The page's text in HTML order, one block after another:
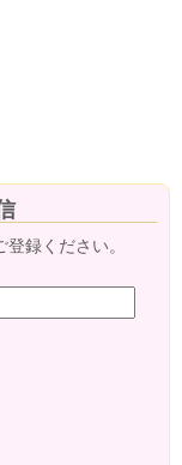
録ください。